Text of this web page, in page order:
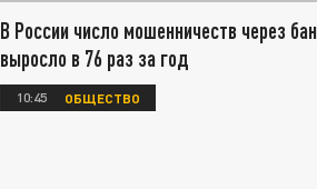
В России число мошенничеств через
выросло в 76 раз за год
10:45 ОБЩЕСТВО